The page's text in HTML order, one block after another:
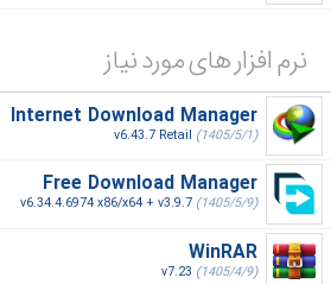
نرم افزار های مورد نیاز
Internet Download Manager
v6.43.7 Retail (1405/5/1)
Free Download Manager
v6.34.4.6974 x86/x64 + v3.9.7 (1405/5/9)
WinRAR
v7.23 (1405/4/9)